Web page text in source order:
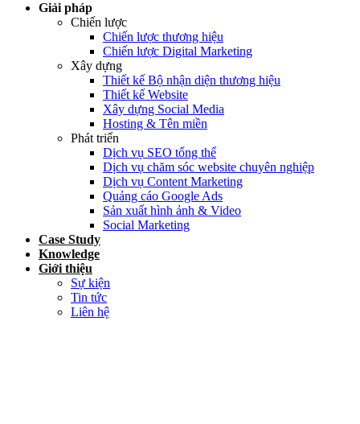
Giải pháp
Chiến lược
Chiến lược thương hiệu
Chiến lược Digital Marketing
Xây dựng
Thiết kế Bộ nhận diện thương hiệu
Thiết kế Website
Xây dựng Social Media
Hosting & Tên miền
Phát triển
Dịch vụ SEO tổng thể
Dịch vụ chăm sóc website chuyên nghiệp
Dịch vụ Content Marketing
Quảng cáo Google Ads
Sản xuất hình ảnh & Video
Social Marketing
Case Study
Knowledge
Giới thiệu
Sự kiện
Tin tức
Liên hệ